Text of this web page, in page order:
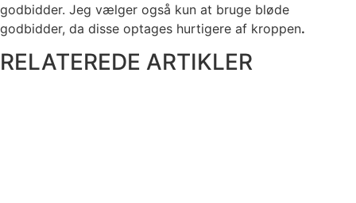
godbidder. Jeg vælger også kun at bruge bløde
godbidder, da disse optages hurtigere af kroppen.
RELATEREDE ARTIKLER